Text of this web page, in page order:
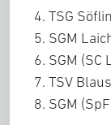
TSG
SGM
SGM (SC
TSV
SGM